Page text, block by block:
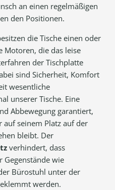
an einen regelmäßigen
den Positionen.
die Tische einen oder
Motoren, die das leise
der Tischplatte
sind Sicherheit, Komfort
wesentliche
unserer Tische. Eine
Abbewegung garantiert,
auf seinem Platz auf der
bleibt. Der
verhindert, dass
Gegenstände wie
Bürostuhl unter der
werden.